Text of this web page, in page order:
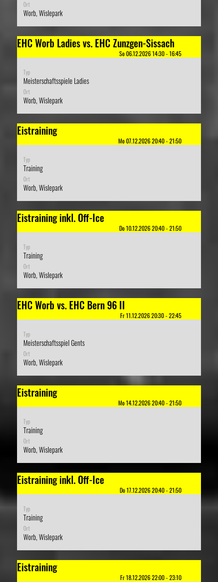
Ort
Worb, Wislepark
EHC Worb Ladies vs. EHC Zunzgen-Sissach
So 06.12.2026 14:30 - 16:45
Typ
Meisterschaftsspiele Ladies
Ort
Worb, Wislepark
Eistraining
Mo 07.12.2026 20:40 - 21:50
Typ
Training
Ort
Worb, Wislepark
Eistraining inkl. Off-Ice
Do 10.12.2026 20:40 - 21:50
Typ
Training
Ort
Worb, Wislepark
EHC Worb vs. EHC Bern 96 II
Fr 11.12.2026 20:30 - 22:45
Typ
Meisterschaftsspiel Gents
Ort
Worb, Wislepark
Eistraining
Mo 14.12.2026 20:40 - 21:50
Typ
Training
Ort
Worb, Wislepark
Eistraining inkl. Off-Ice
Do 17.12.2026 20:40 - 21:50
Typ
Training
Ort
Worb, Wislepark
Eistraining
Fr 18.12.2026 22:00 - 23:10